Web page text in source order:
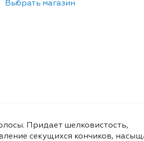
Выбрать магазин
Придает шелковистость,
секущихся кончиков,